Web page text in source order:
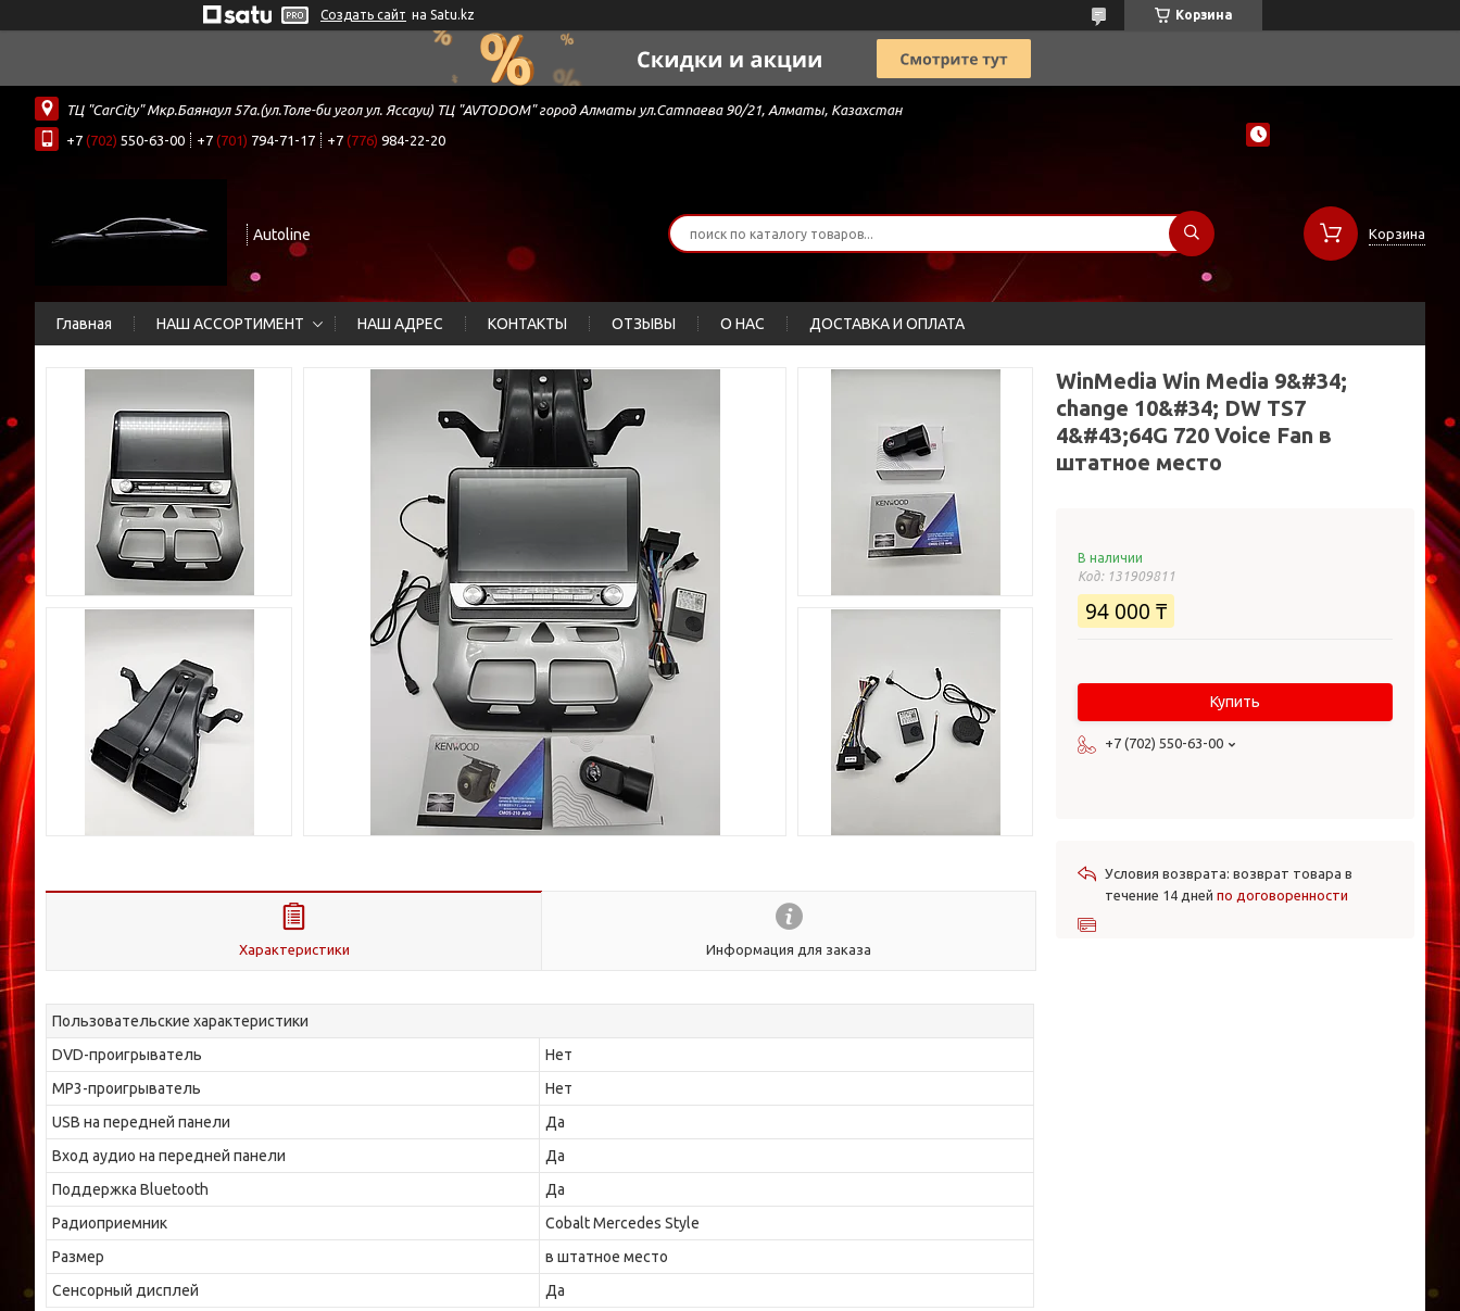
Создать сайт на Satu.kz Корзина
ТЦ "CarCity" Мкр.Баянаул 57а.(ул.Толе-би угол ул. Яссауи) ТЦ "AVTODOM" город Алматы ул.Сатпаева 90/21, Алматы, Казахстан
+7 (702) 550-63-00 +7 (701) 794-71-17 +7 (776) 984-22-20
Autoline Корзина
Главная НАШ АССОРТИМЕНТ НАШ АДРЕС КОНТАКТЫ ОТЗЫВЫ О НАС ДОСТАВКА И ОПЛАТА
Характеристики Информация для заказа
Пользовательские характеристики
DVD-проигрыватель
Нет
MP3-проигрыватель
Нет
USB на передней панели
Да
Вход аудио на передней панели
Да
Поддержка Bluetooth
Да
Радиоприемник
Cobalt Mercedes Style
Размер
в штатное место
Сенсорный дисплей
Да
WinMedia Win Media 9&#34;
change 10&#34; DW TS7
4&#43;64G 720 Voice Fan в
штатное место
В наличии
Код: 131909811
94 000 ₸
Купить
+7 (702) 550-63-00
возврат товара в
течение 14 дней по договоренности